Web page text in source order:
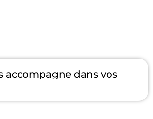
accompagne dans vos